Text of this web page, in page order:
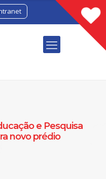
e Pesquisa
novo prédio